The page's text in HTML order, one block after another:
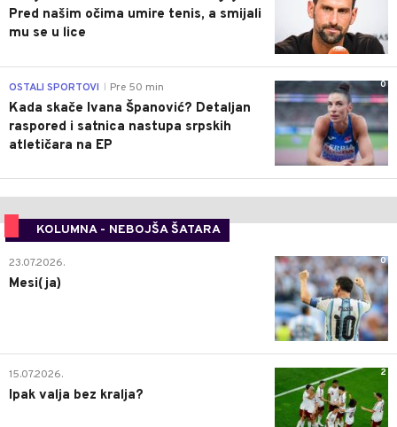
Pred našim očima umire tenis, a smijali
mu se u lice
0
OSTALI SPORTOVI Pre 50 min
Kada skače Ivana Španović? Detaljan
raspored i satnica nastupa srpskih
atletičara na EP
KOLUMNA - NEBOJŠA ŠATARA
0
23.07.2026.
Mesi(ja)
2
15.07.2026.
Ipak valja bez kralja?